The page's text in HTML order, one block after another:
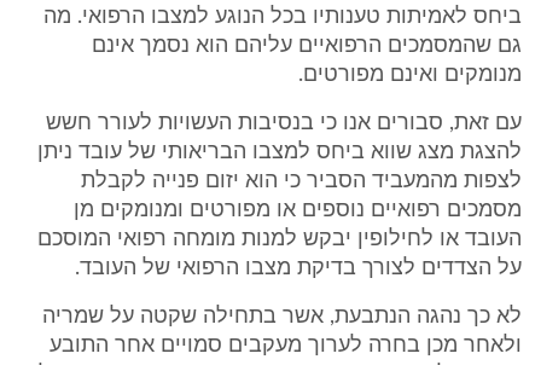
ביחס לאמיתות טענותיו בכל הנוגע למצבו הרפואי. מה
גם שהמסמכים הרפואיים עליהם הוא נסמך אינם
מנומקים ואינם מפורטים.
עם זאת, סבורים אנו כי בנסיבות העשויות לעורר חשש
להצגת מצג שווא ביחס למצבו הבריאותי של עובד ניתן
לצפות מהמעביד הסביר כי הוא יזום פנייה לקבלת
מסמכים רפואיים נוספים או מפורטים ומנומקים מן
העובד או לחילופין יבקש למנות מומחה רפואי המוסכם
על הצדדים לצורך בדיקת מצבו הרפואי של העובד.
לא כך נהגה הנתבעת, אשר בתחילה שקטה על שמריה
ולאחר מכן בחרה לערוך מעקבים סמויים אחר התובע